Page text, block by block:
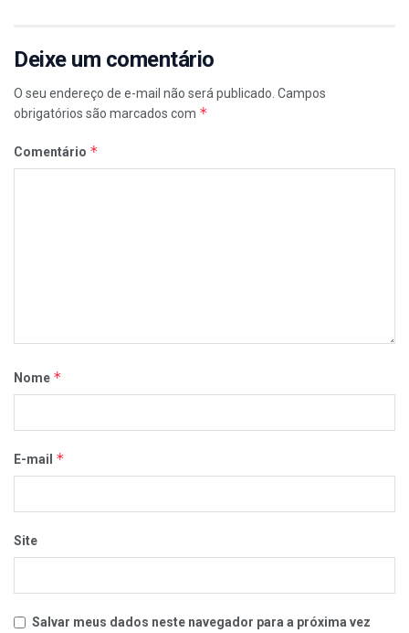
Deixe um comentário
O seu endereço de e-mail não será publicado. Campos
obrigatórios são marcados com *
Comentário *
Nome *
E-mail *
Site
Salvar meus dados neste navegador para a próxima vez